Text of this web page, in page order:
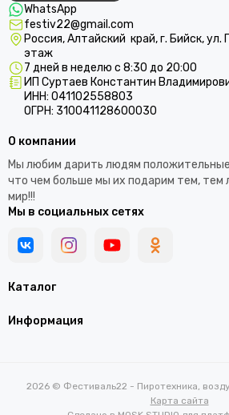
WhatsApp
festiv22@gmail.com
Россия, Алтайский край, г. Бийск, ул.
этаж
7 дней в неделю с 8:30 до 20:00
ИП Суртаев Константин
ИНН: 041102558803
ОГРН: 310041128600030
Каталог
Информация
О компании
Мы любим дарить людям
что чем больше мы их подарим тем, тем
мир!!!
Мы в социальных сетях
2026 © Фестиваль22 - Пиротехника,
Карта сайта